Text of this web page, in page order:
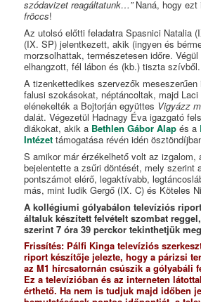
szódavizet reagáltatunk…”Naná, hogy ezt
fröccs!
Az utolsó előtti feladatra Spasnici Natalia
(IX. SP) jelentkezett, akik (ingyen és
morzsolhattak, természetesen időre.
elhangzott, fél lábon és (kb.) tiszta szívből.
A tizenkettedikes szervezők
falusi szokásokat, néptáncoltak, majd
elénekelték a Bojtorján együttes Vigyázz
dalát. Végezetül Hadnagy Éva igazgató
diákokat, akik a Bethlen Gábor Alap és a
Intézet támogatása révén idén
S amikor már érzékelhető volt az izgalom,
bejelentette a zsűri döntését, mely szerint
pontszámot elérő, legaktívabb,
más, mint Iudik Gergő (IX. C) és Köteles
A kollégiumi gólyabálon televíziós
általuk készített felvételt szombat
szerint 7 óra 39 perckor tekinthetjük
Frissítés: Pálfi Kinga televíziós
riport készítője jelezte, hogy a párizsi
az M1 hírcsatornán csúszik a gólyabáli
Ez a televízióban és az interneten
érthető. Ha nem is tudjuk majd időben